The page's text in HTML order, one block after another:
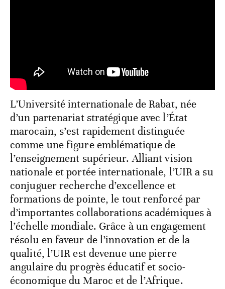
L’Université internationale de Rabat, née
d’un partenariat stratégique avec l’État
marocain, s’est rapidement distinguée
comme une figure emblématique de
l’enseignement supérieur. Alliant vision
nationale et portée internationale, l’UIR a su
conjuguer recherche d’excellence et
formations de pointe, le tout renforcé par
d’importantes collaborations académiques à
l’échelle mondiale. Grâce à un engagement
résolu en faveur de l’innovation et de la
qualité, l’UIR est devenue une pierre
angulaire du progrès éducatif et socio-
économique du Maroc et de l’Afrique.